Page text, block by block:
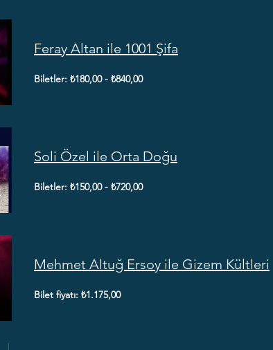
Feray Altan ile 1001 Şifa
Biletler: ₺180,00 - ₺840,00
Soli Özel ile Orta Doğu
Biletler: ₺150,00 - ₺720,00
Mehmet Altuğ Ersoy ile Gizem Kültleri
Bilet fiyatı: ₺1.175,00